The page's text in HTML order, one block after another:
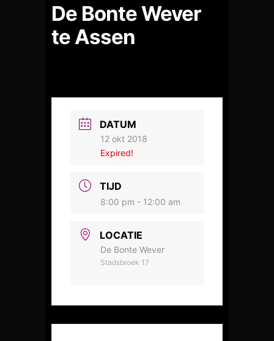
De Bonte Wever
te Assen
DATUM
12 okt 2018
Expired!
TIJD
8:00 pm - 12:00 am
LOCATIE
De Bonte Wever
Stadsbroek 17